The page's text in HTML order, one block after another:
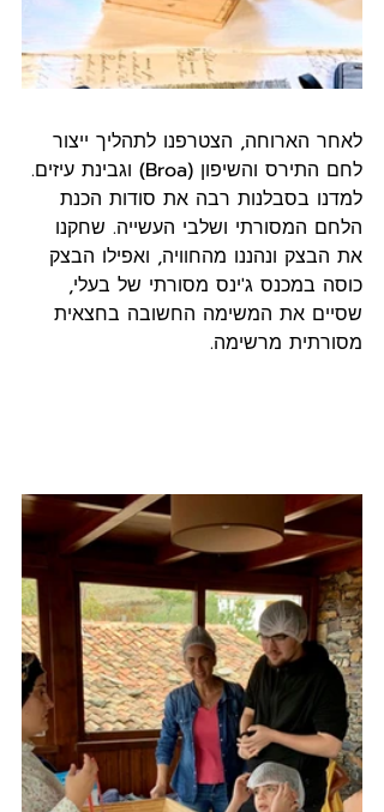
לאחר הארוחה, הצטרפנו לתהליך ייצור
לחם התירס והשיפון (Broa) וגבינת עיזים.
למדנו בסבלנות רבה את סודות הכנת
הלחם המסורתי ושלבי העשייה. שחקנו
את הבצק ונהננו מהחוויה, ואפילו הבצק
כוסה במכנס ג'ינס מסורתי של בעלי,
שסיים את המשימה החשובה בחצאית
מסורתית מרשימה.